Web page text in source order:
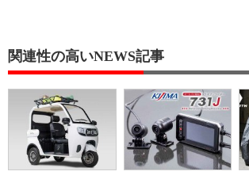
関連性の高いNEWS記事